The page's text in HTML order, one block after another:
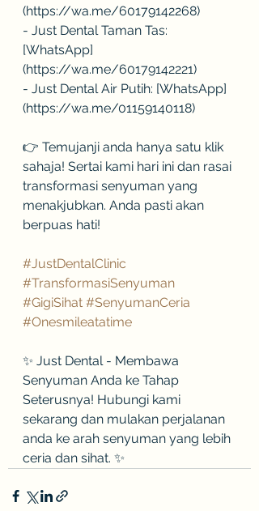
(https://wa.me/60179142268)
- Just Dental Taman Tas:
[WhatsApp]
(https://wa.me/60179142221)
- Just Dental Air Putih: [WhatsApp]
(https://wa.me/01159140118)
👉 Temujanji anda hanya satu klik
sahaja! Sertai kami hari ini dan rasai
transformasi senyuman yang
menakjubkan. Anda pasti akan
berpuas hati!
#JustDentalClinic
#TransformasiSenyuman
#GigiSihat #SenyumanCeria
#Onesmileatatime
✨ Just Dental - Membawa
Senyuman Anda ke Tahap
Seterusnya! Hubungi kami
sekarang dan mulakan perjalanan
anda ke arah senyuman yang lebih
ceria dan sihat. ✨